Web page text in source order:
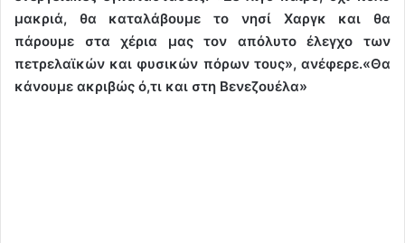
μακριά, θα καταλάβουμε το νησί Χαργκ και θα
πάρουμε στα χέρια μας τον απόλυτο έλεγχο των
πετρελαϊκών και φυσικών πόρων τους», ανέφερε.«Θα
κάνουμε ακριβώς ό,τι και στη Βενεζουέλα»